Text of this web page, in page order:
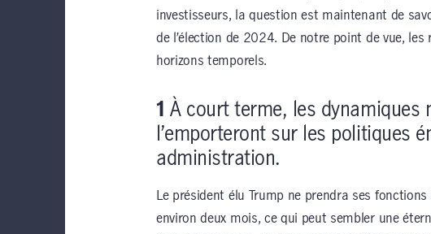
investisseurs, la question est maintenant de
de l’élection de 2024. De notre point de vue,
horizons temporels.
1À court terme, les dynamiques
l’emporteront sur les politiques
administration.
Le président élu Trump ne prendra ses
environ deux mois, ce qui peut sembler une